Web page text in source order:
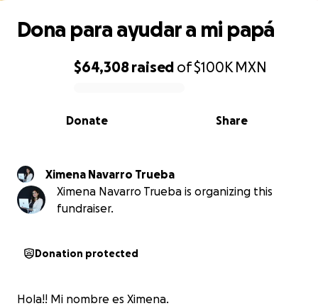
0% complete
$64,308 raised of$100K MXN
Share
Donate
Dona para ayudar a mi papá
Ximena Navarro Trueba
Ximena Navarro Trueba is organizing this
fundraiser.
Donation protected
Hola!! Mi nombre es Ximena.